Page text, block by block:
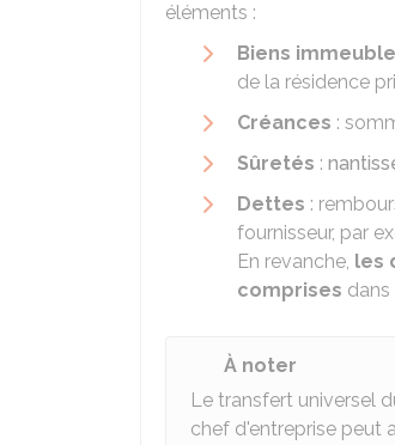
éléments :
Biens
de la résidence
Créances :
Sûretés :
Dettes :
fournisseur, par
En revanche, les
comprises dans
À noter
Le transfert universel
chef d'entreprise peut